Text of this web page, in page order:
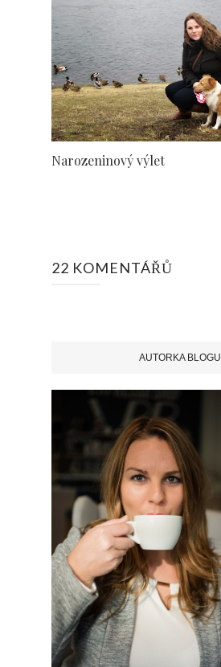
Narozeninový výlet
22 KOMENTÁŘŮ
AUTORKA BLOGU